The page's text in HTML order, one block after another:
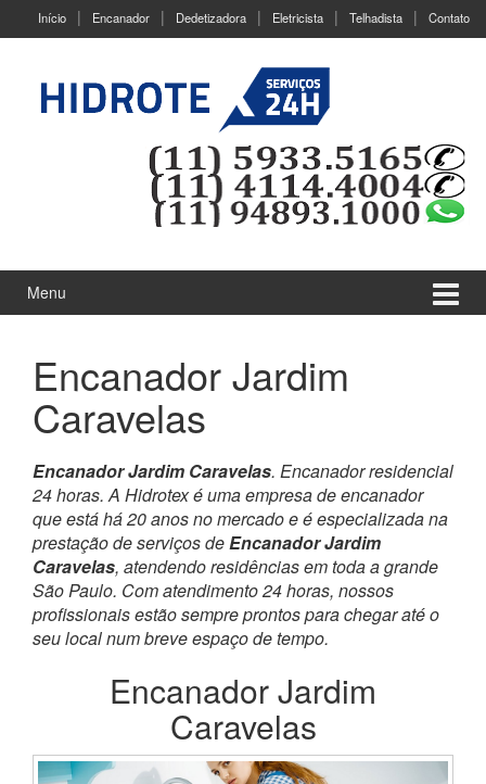
Início Encanador Dedetizadora Eletricista Telhadista Contato
Menu
Encanador Jardim
Caravelas
Encanador Jardim Caravelas. Encanador residencial
24 horas. A Hidrotex é uma empresa de encanador
que está há 20 anos no mercado e é especializada na
prestação de serviços deEncanador Jardim
Caravelas, atendendo residências em toda a grande
São Paulo. Com atendimento 24 horas, nossos
profissionais estão sempre prontos para chegar até o
seu local num breve espaço de tempo.
Encanador Jardim
Caravelas